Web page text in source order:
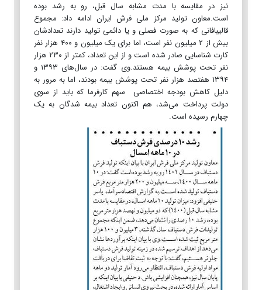
نیز در مقایسه با مدت مشابه سال قبل، رو به رشد بوده
است.معاون تولید مرکز ملی فرش ایران ادامه داد: مجموع
قالیبافانی که به صورت فصلی و یا دائمی تولید دارند تعدادشان
بیش از ۲ میلیون نفر است، اما برای یک میلیون و ۴۰۰ هزار نفر
کارت شناسایی صادر شده است و از این تعداد، کمتر از ۲۳۰ هزار
نفر تحت پوشش بیمه هستند.وی گفت: در سال‌های ۱۳۹۳ و
۱۳۹۴ هفتصد هزار نفر تحت پوشش بیمه بودند، اما به مرور به
دلیل کاهش بودجه اختصاصی سهم کارفرما که باید از سوی
دولت پرداخت می‌شد، هم اکنون تعداد بیمه شدگان به یک
چهارم رسیده است.